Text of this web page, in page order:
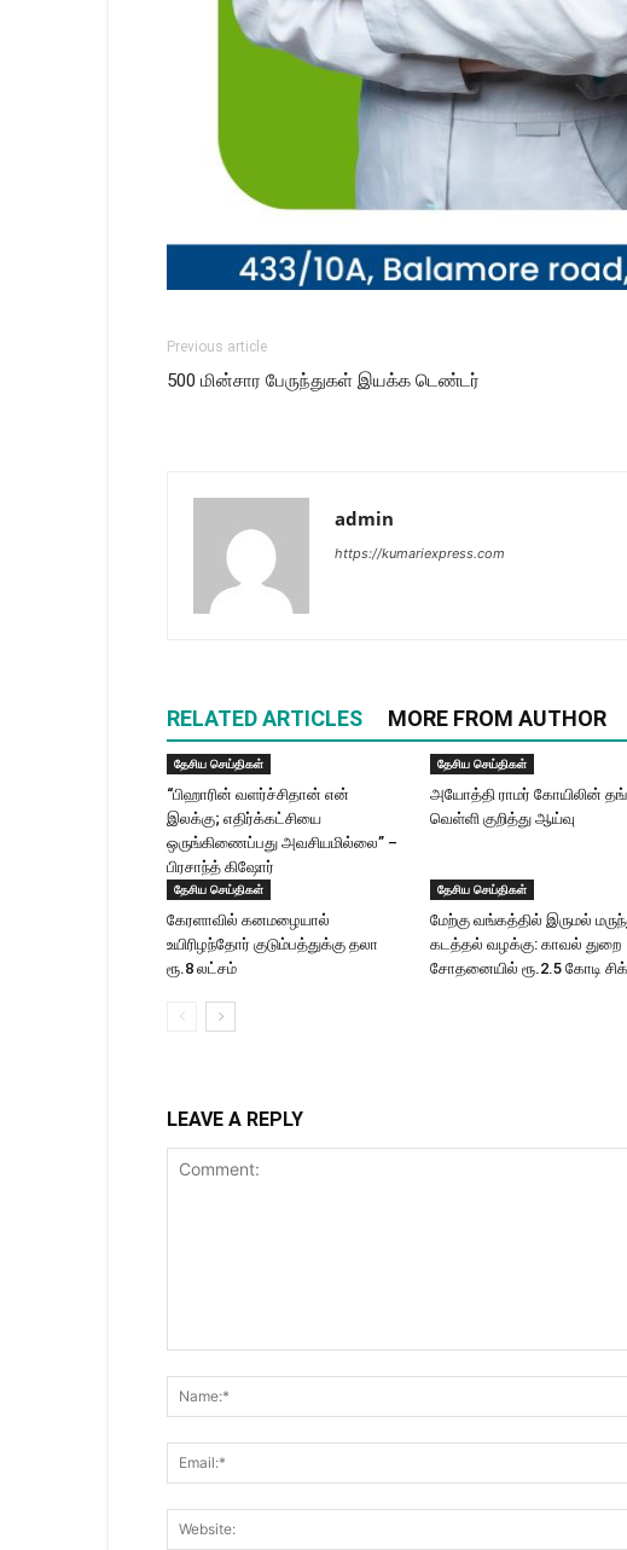
Previous article
500 மின்சார பேருந்துகள் இயக்க டெண்டர்
admin
https://kumariexpress.com
RELATED ARTICLES MORE FROM AUTHOR
தேசிய செய்திகள்
“பிஹாரின் வளர்ச்சிதான் என்
இலக்கு; எதிர்க்கட்சியை
ஒருங்கிணைப்பது அவசியமில்லை” –
பிரசாந்த் கிஷோர்
தேசிய செய்திகள்
அயோத்தி ராமர் கோயிலின்
வெள்ளி குறித்து ஆய்வு
தேசிய செய்திகள்
கேரளாவில் கனமழையால்
உயிரிழந்தோர் குடும்பத்துக்கு தலா
ரூ.8 லட்சம்
தேசிய செய்திகள்
மேற்கு வங்கத்தில் இருமல்
கடத்தல் வழக்கு: காவல் துறை
சோதனையில் ரூ.2.5 கோடி
LEAVE A REPLY